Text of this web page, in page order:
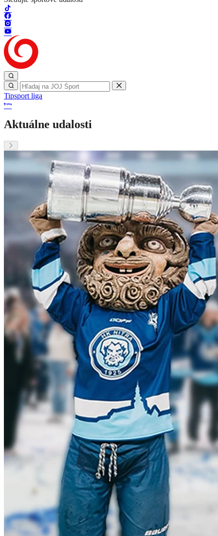
Tipsport liga
Aktuálne udalosti